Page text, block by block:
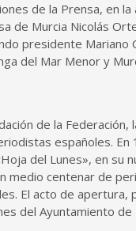
de la Prensa, en la
de Murcia Nicolás
presidente Mariano
del Mar Menor y
de la Federación,
españoles. En
del Lunes», en su
medio centenar de
El acto de apertura,
del Ayuntamiento de